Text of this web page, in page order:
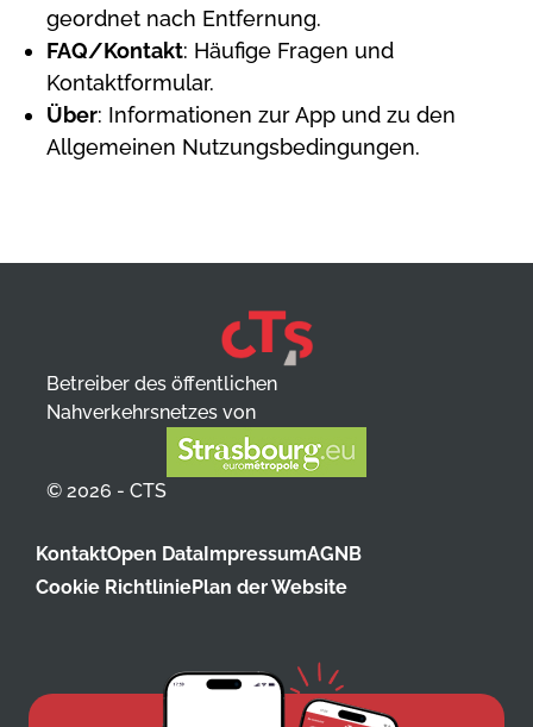
geordnet nach Entfernung.
FAQ/Kontakt: Häufige Fragen und
Kontaktformular.
Über: Informationen zur App und zu den
Allgemeinen Nutzungsbedingungen.
Betreiber des öffentlichen
Nahverkehrsnetzes von
© 2026 - CTS
KontaktOpen DataImpressumAGNB
Cookie RichtliniePlan der Website